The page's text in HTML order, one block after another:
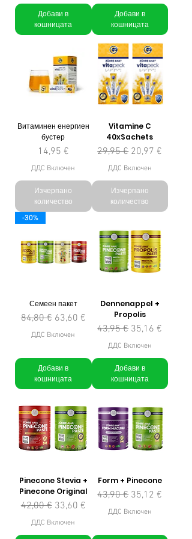
Добави в
кошницата
Добави в
кошницата
Витаминен енергиен
бустер
Цена
14,95 €
ДДС Включен
Изчерпано
количество
Vitamine C
40xSachets
Редовна цена
29,95 € Продажна цена
20,97 €
ДДС Включен
Изчерпано
количество
-30%
Семеен пакет
Редовна цена
84,80 € Продажна цена
63,60 €
ДДС Включен
Добави в
кошницата
Dennenappel +
Propolis
Редовна цена
43,95 € Продажна цена
35,16 €
ДДС Включен
Добави в
кошницата
Pinecone Stevia +
Pinecone Original
Редовна цена
42,00 € Продажна цена
33,60 €
ДДС Включен
Form + Pinecone
Редовна цена
43,90 € Продажна цена
35,12 €
ДДС Включен